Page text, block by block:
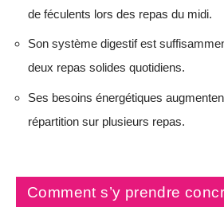
de féculents lors des repas du midi.
Son système digestif est
deux repas solides quotidiens.
Ses besoins énergétiques
répartition sur plusieurs repas.
Comment s’y prendre